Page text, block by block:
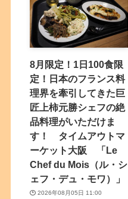
8月限定！1日100食限
定！日本のフランス料
理界を牽引してきた巨
匠上柿元勝シェフの絶
品料理がいただけま
す！ タイムアウトマ
ーケット大阪 「Le
Chef du Mois（ル・シ
ェフ・デュ・モワ）」
2026年08月05日 11:00